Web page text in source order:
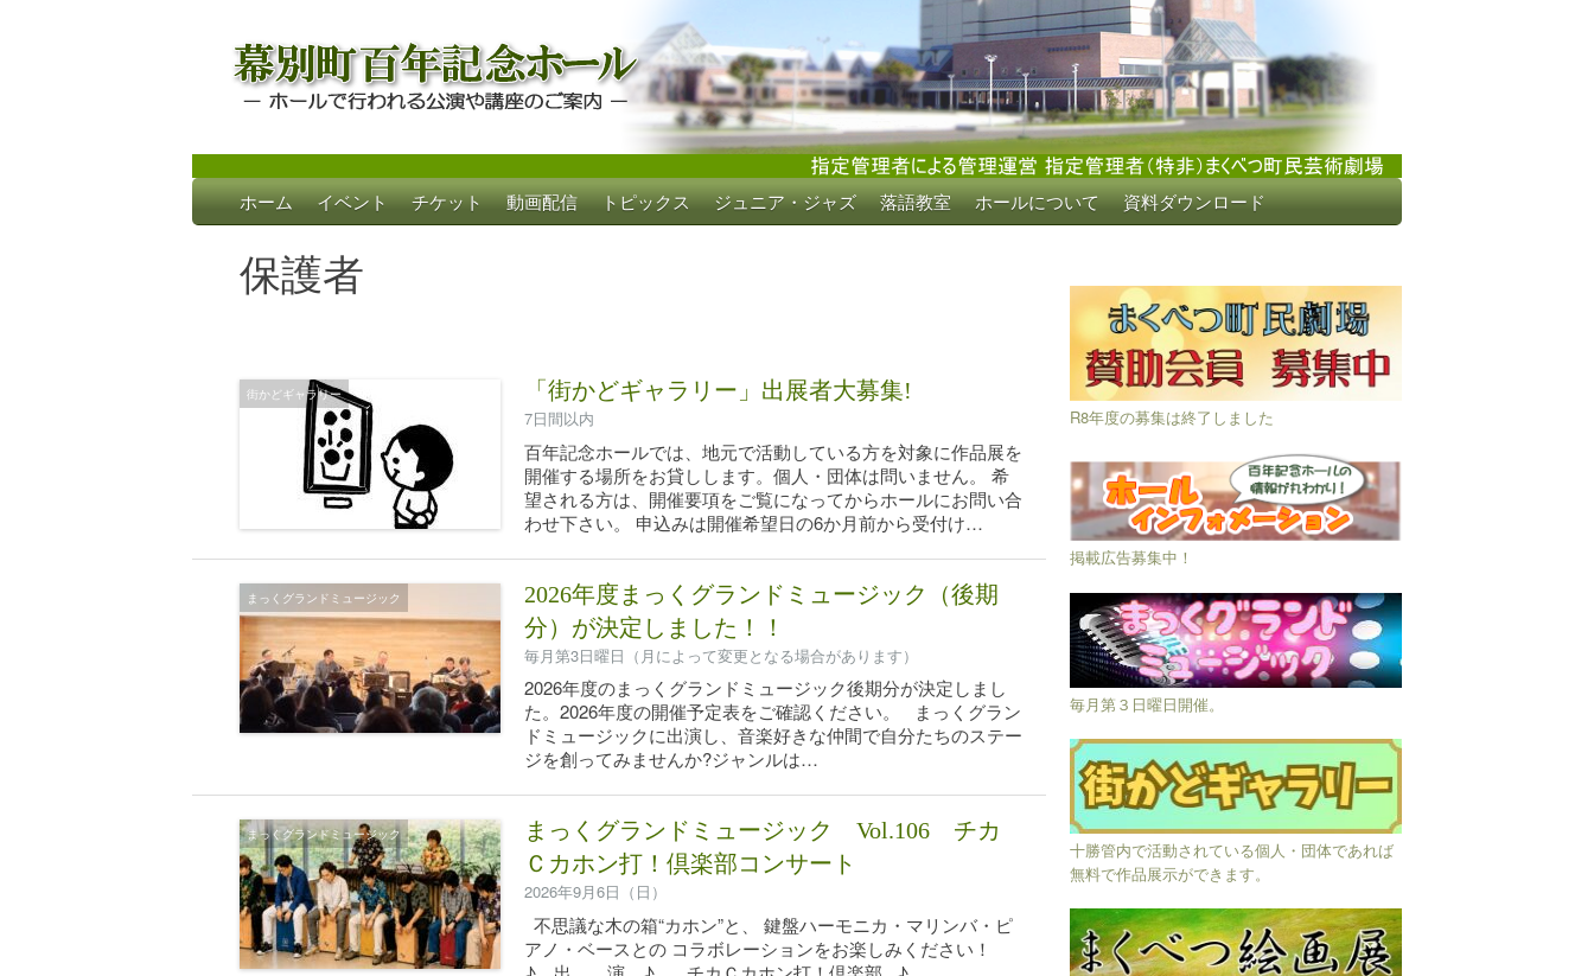
幕別町百年記念ホール
ホールで行われる公演や講座のご案内
Skip
to
ホーム イベント チケット 動画配信 トピックス ジュニア・ジャズ 落語教室 ホールについて 資料ダウンロード
保護者
街かどギャラリー 「街かどギャラリー」出展者大募集!
7日間以内
百年記念ホールでは、地元で活動している方を対象に作品展を
開催する場所をお貸しします。個人・団体は問いません。 希
望される方は、開催要項をご覧になってからホールにお問い合
わせ下さい。 申込みは開催希望日の6か月前から受付け…
まっくグランドミュージック
2026年度まっくグランドミュージック（後期
分）が決定しました！！
毎月第3日曜日（月によって変更となる場合があります）
2026年度のまっくグランドミュージック後期分が決定しまし
た。2026年度の開催予定表をご確認ください。 まっくグラン
ドミュージックに出演し、音楽好きな仲間で自分たちのステー
ジを創ってみませんか?ジャンルは…
まっくグランドミュージック
まっくグランドミュージック Vol.106 チカ
Ｃカホン打！倶楽部コンサート
2026年9月6日（日）
不思議な木の箱“カホン”と、 鍵盤ハーモニカ・マリンバ・ピ
アノ・ベースとの コラボレーションをお楽しみください！
R8年度の募集は終了しました
掲載広告募集中！
毎月第３日曜日開催。
十勝管内で活動されている個人・団体であれば
無料で作品展示ができます。